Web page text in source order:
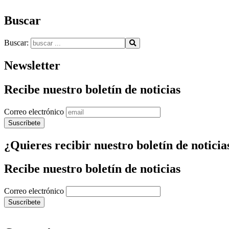
Buscar
Buscar:
Newsletter
Recibe nuestro boletín de noticias
Correo electrónico
¿Quieres recibir nuestro boletín de
Recibe nuestro boletín de noticias
Correo electrónico